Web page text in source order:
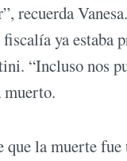
recuerda
fiscalía ya
“Incluso nos
la muerte fue